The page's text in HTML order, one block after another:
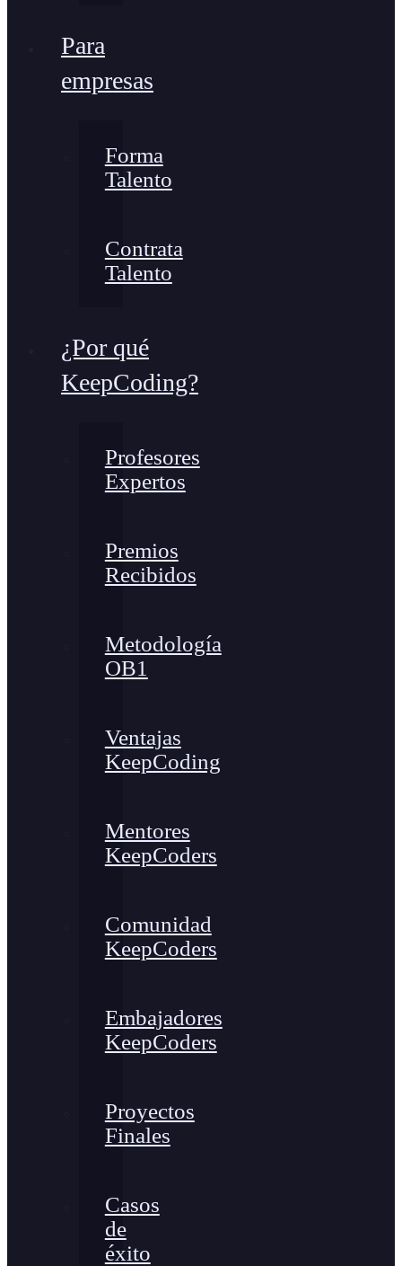
Para
empresas
Forma
Talento
Contrata
Talento
¿Por qué
KeepCoding?
Profesores
Expertos
Premios
Recibidos
Metodología
OB1
Ventajas
KeepCoding
Mentores
KeepCoders
Comunidad
KeepCoders
Embajadores
KeepCoders
Proyectos
Finales
Casos
de
éxito